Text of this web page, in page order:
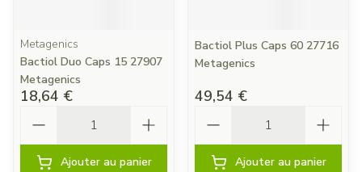
Metagenics
Bactiol Duo Caps 15 27907
Metagenics
18,64 €
Ajouter au panier
Bactiol Plus Caps 60 27716
Metagenics
49,54 €
Ajouter au panier